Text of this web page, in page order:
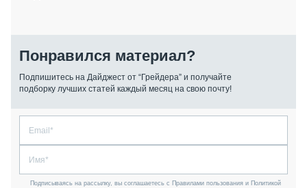
Понравился материал?
Подпишитесь на Дайджест от “Грейдера” и получайте
подборку лучших статей каждый месяц на свою почту!
Подписываясь на рассылку, вы соглашаетесь с Правилами пользования и Политикой